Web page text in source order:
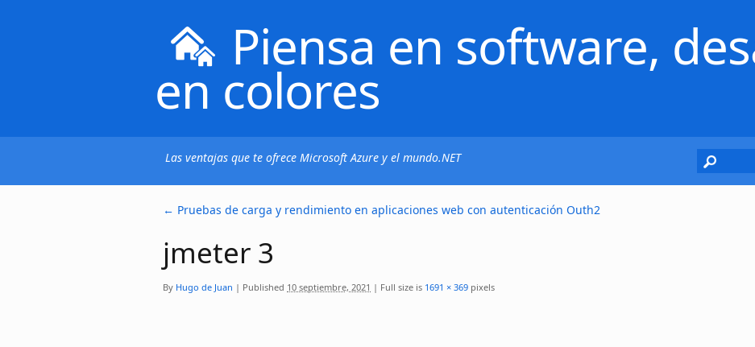
Piensa en software,
en colores
Las ventajas que te ofrece Microsoft Azure y el mundo.NET
← Pruebas de carga y rendimiento en aplicaciones web con autenticación Outh2
jmeter 3
By Hugo de Juan | Published 10 septiembre, 2021 | Full size is 1691 × 369 pixels